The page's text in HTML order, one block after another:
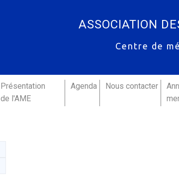
ASSOCIATION
Centre de
Présentation
de l'AME
Agenda Nous contacter